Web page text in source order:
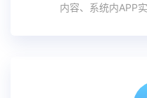
内容、系统内APP